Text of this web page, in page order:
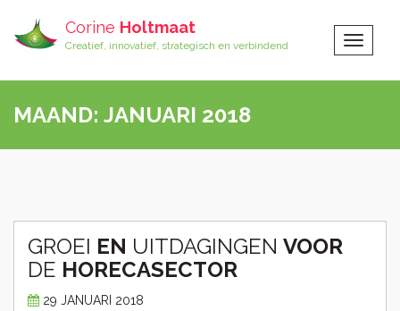
Toggle
Corine Holtmaat
Creatief, innovatief, strategisch en verbindend
MAAND: JANUARI 2018
GROEI EN UITDAGINGEN VOOR
DE HORECASECTOR
29 JANUARI 2018